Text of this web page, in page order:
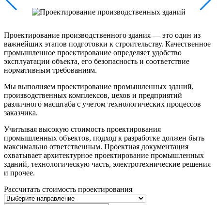
Проектирование производственного здания — это один из
важнейших этапов подготовки к строительству. Качественное
промышленное проектирование определяет удобство
эксплуатации объекта, его безопасность и соответствие
нормативным требованиям.
Мы выполняем проектирование промышленных зданий,
производственных комплексов, цехов и предприятий
различного масштаба с учетом технологических процессов
заказчика.
Учитывая высокую стоимость проектирования
промышленных объектов, подход к разработке должен быть
максимально ответственным. Проектная документация
охватывает архитектурное проектирование промышленных
зданий, технологическую часть, электротехнические решения
и прочее.
Рассчитать стоимость проектирования